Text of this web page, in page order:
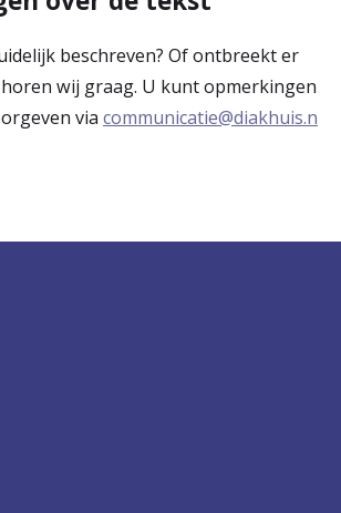
beschreven? Of ontbreekt er
wij graag. U kunt opmerkingen
via communicatie@diakhuis.n